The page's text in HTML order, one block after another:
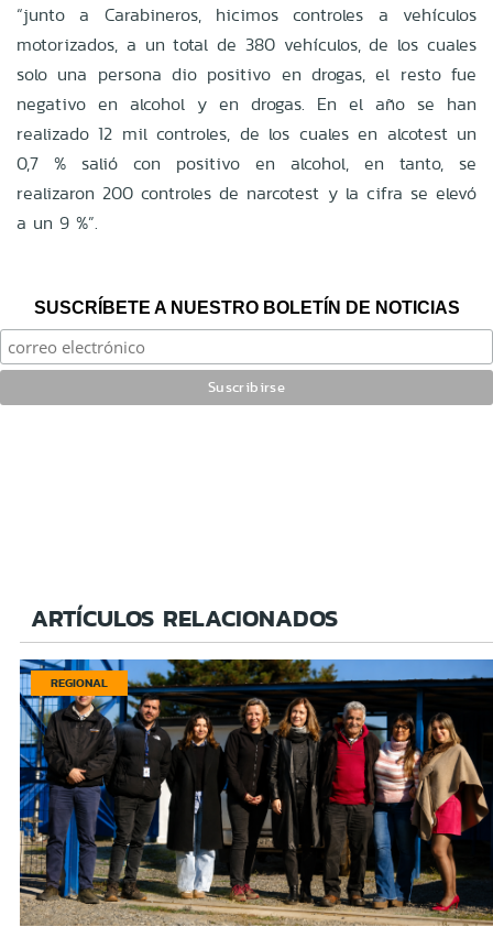
“junto a Carabineros, hicimos controles a vehículos
motorizados, a un total de 380 vehículos, de los cuales
solo una persona dio positivo en drogas, el resto fue
negativo en alcohol y en drogas. En el año se han
realizado 12 mil controles, de los cuales en alcotest un
0,7 % salió con positivo en alcohol, en tanto, se
realizaron 200 controles de narcotest y la cifra se elevó
a un 9 %”.
SUSCRÍBETE A NUESTRO BOLETÍN DE NOTICIAS
ARTÍCULOS RELACIONADOS
REGIONAL